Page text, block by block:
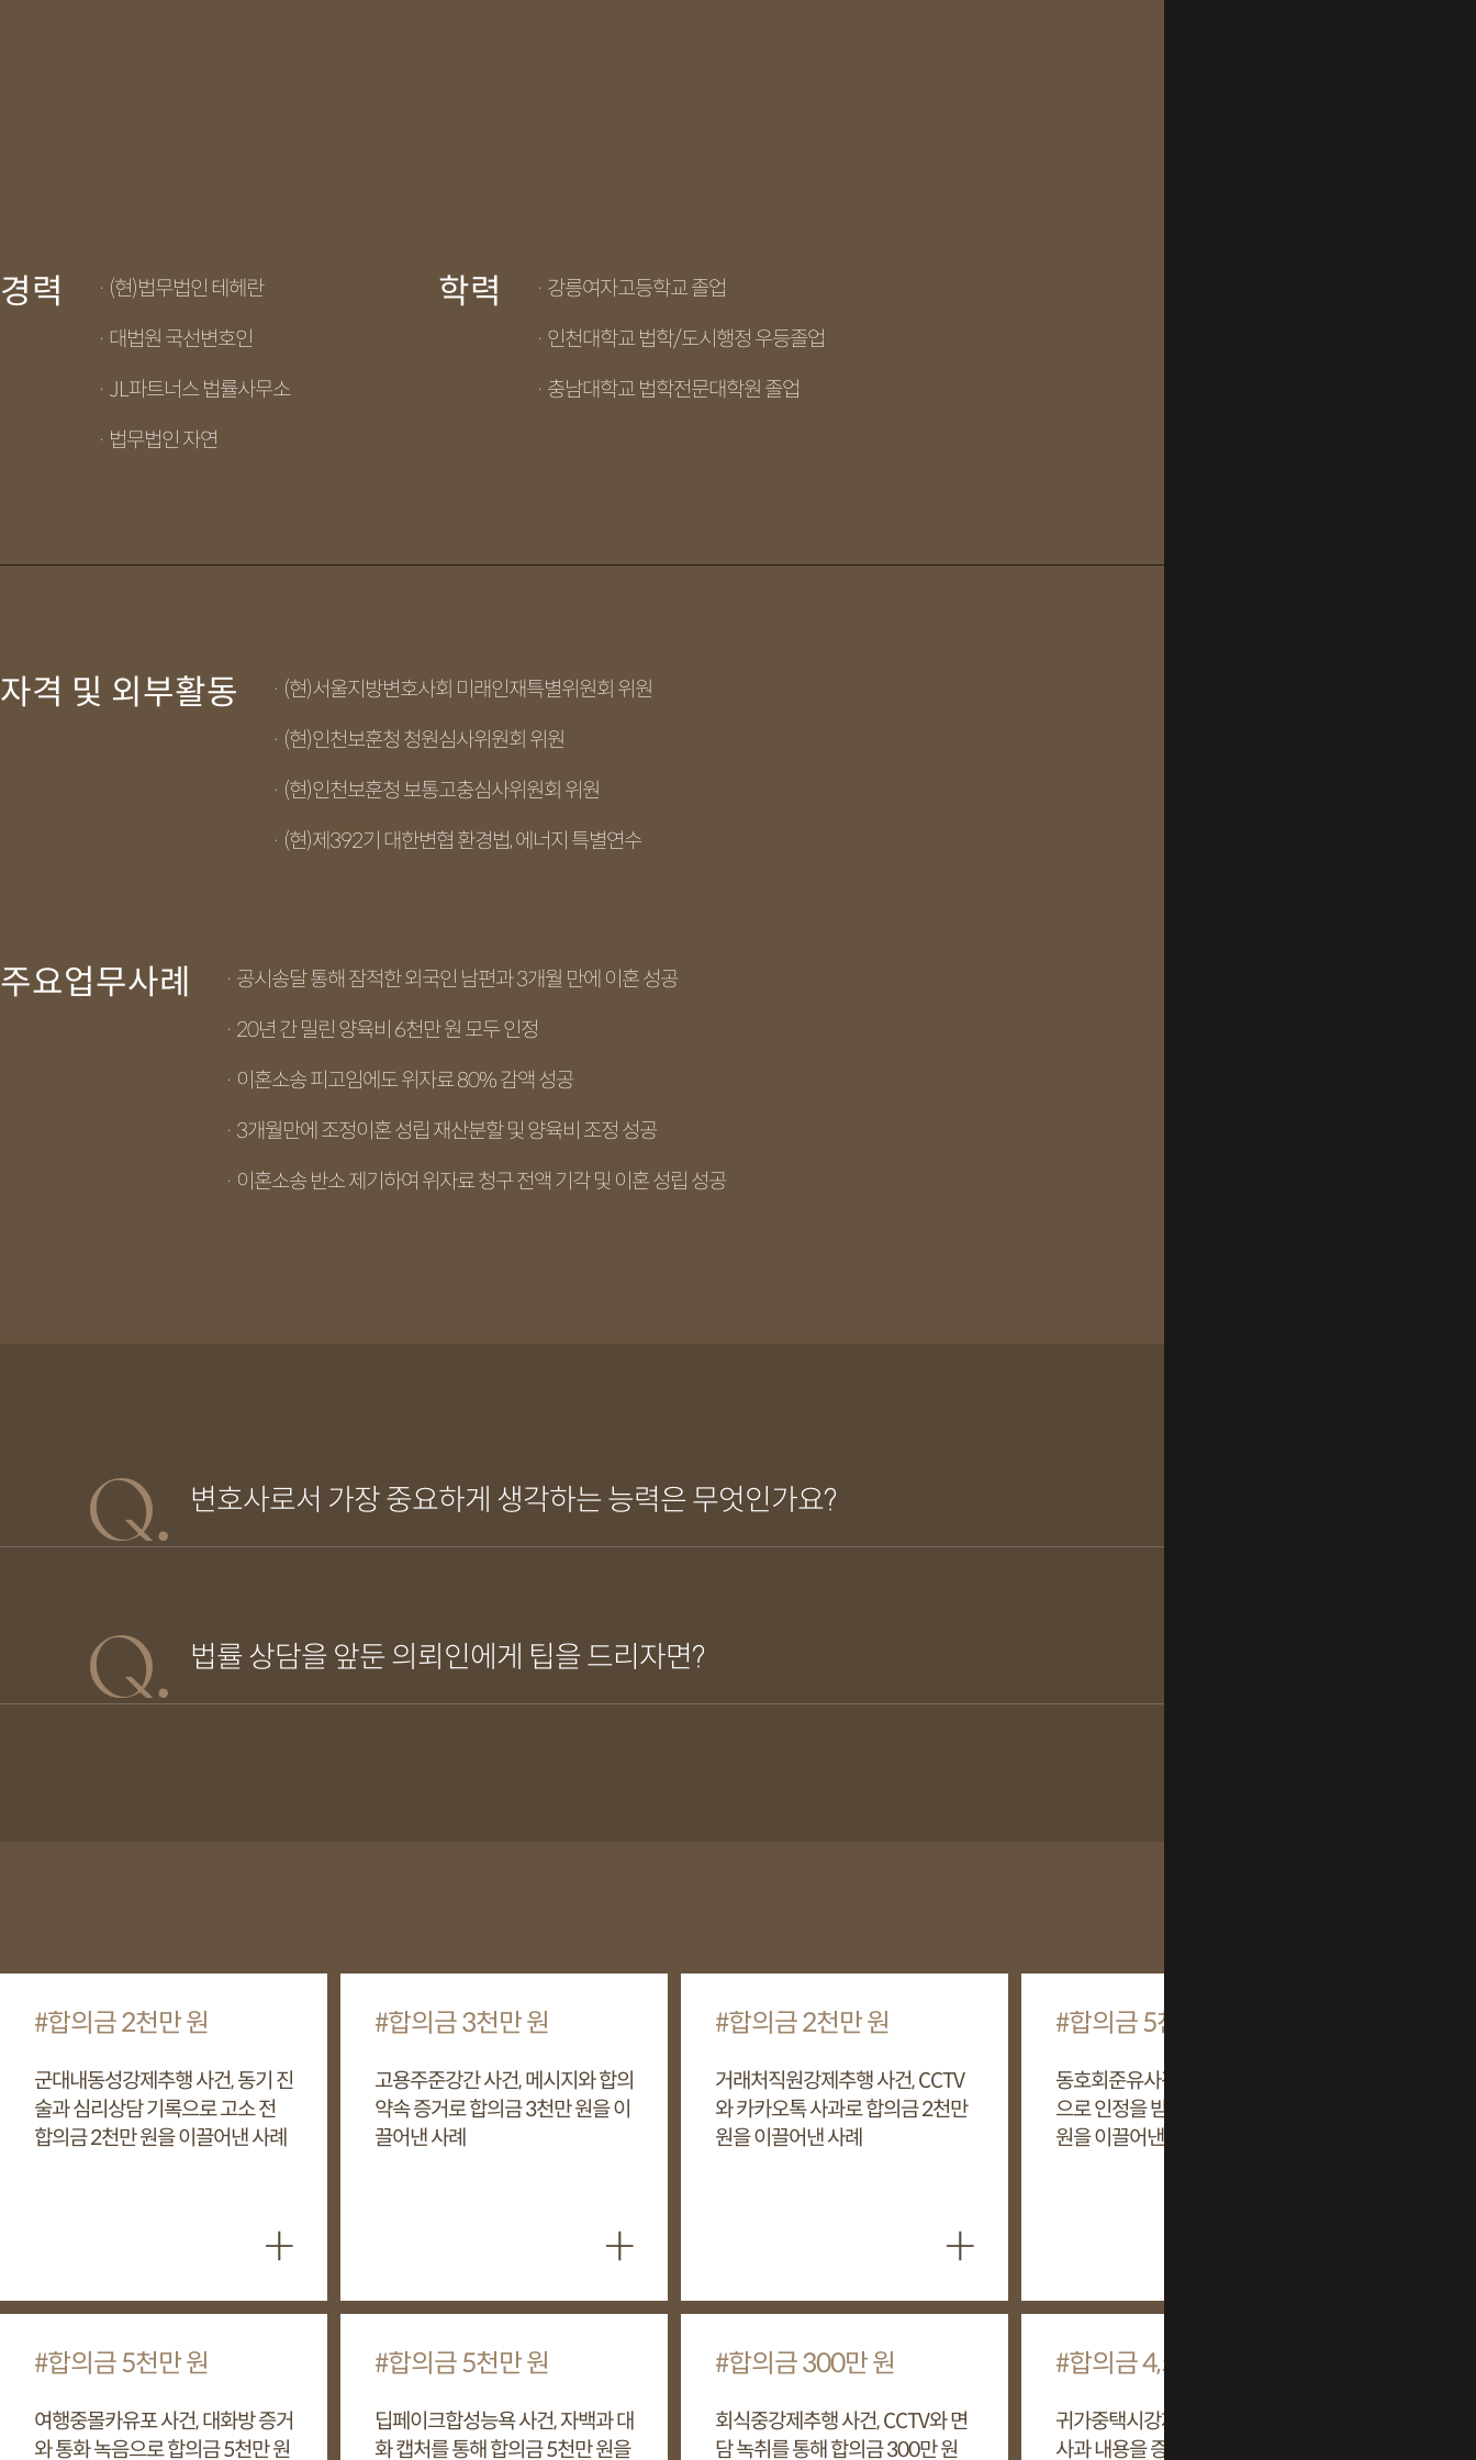
경력
· (현)법무법인 테헤란
· 대법원 국선변호인
· JL파트너스 법률사무소
· 법무법인 자연
학력
· 강릉여자고등학교 졸업
· 인천대학교 법학/도시행정 우등졸업
· 충남대학교 법학전문대학원 졸업
자격 및 외부활동
· (현)서울지방변호사회 미래인재특별위원회 위원
· (현)인천보훈청 청원심사위원회 위원
· (현)인천보훈청 보통고충심사위원회 위원
· (현)제392기 대한변협 환경법, 에너지 특별연수
주요업무사례
· 공시송달 통해 잠적한 외국인 남편과 3개월 만에 이혼 성공
· 20년 간 밀린 양육비 6천만 원 모두 인정
· 이혼소송 피고임에도 위자료 80% 감액 성공
· 3개월만에 조정이혼 성립 재산분할 및 양육비 조정 성공
· 이혼소송 반소 제기하여 위자료 청구 전액 기각 및 이혼 성립 성공
변호사로서 가장 중요하게 생각하는 능력은 무엇인가요?
법률 상담을 앞둔 의뢰인에게 팁을 드리자면?
합의금 2천만 원
군대내동성강제추행 사건, 동기 진
술과 심리상담 기록으로 고소 전
합의금 2천만 원을 이끌어낸 사례
+
합의금 3천만 원
고용주준강간 사건, 메시지와 합의
약속 증거로 합의금 3천만 원을 이
끌어낸 사례
+
합의금 2천만 원
거래처직원강제추행 사건, CCTV
와 카카오톡 사과로 합의금 2천만
원을 이끌어낸 사례
+
합의금 5천만 원
동호회준유사강간 사건, 통화 녹음
으로 인정을 받아내 합의금 5천만
원을 이끌어낸 사례
합의금 5천만 원
여행중몰카유포 사건, 대화방 증거
와 통화 녹음으로 합의금 5천만 원
합의금 5천만 원
딥페이크합성능욕 사건, 자백과 대
화 캡처를 통해 합의금 5천만 원을
합의금 300만 원
회식중강제추행 사건, CCTV와 면
담 녹취를 통해 합의금 300만 원
합의금 4,500만 원
귀가중택시강제추행 사건, 녹음과
사과 내용을 증거로 합의금 4,500